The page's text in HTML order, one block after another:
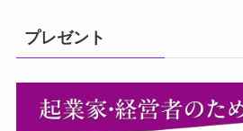
プレゼント